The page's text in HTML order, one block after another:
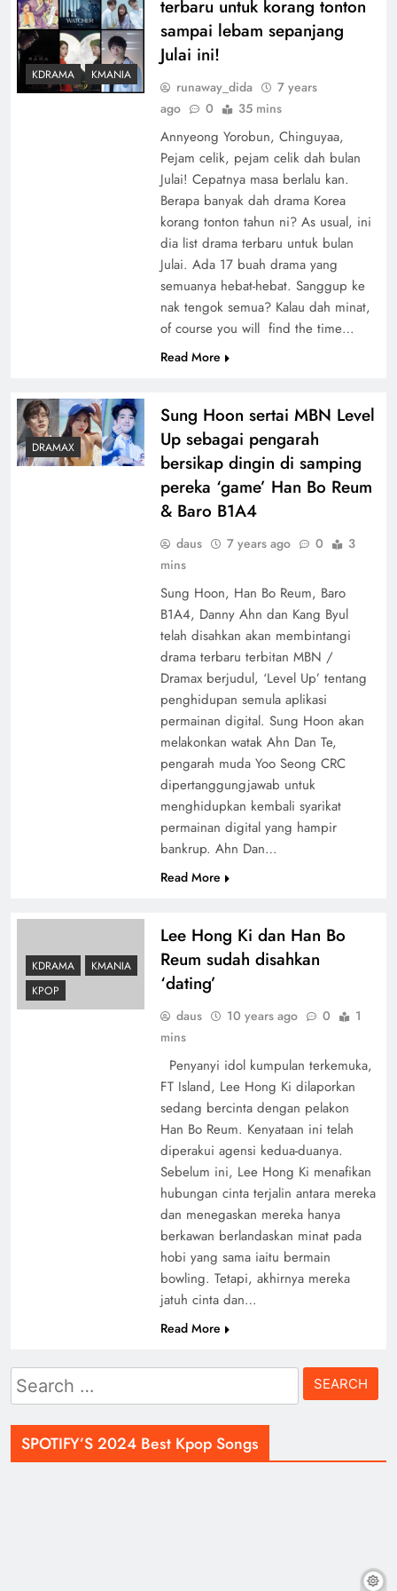
KDRAMA KMANIA
terbaru untuk korang tonton
sampai lebam sepanjang
Julai ini!
runaway_dida
7 years
ago
0 35 mins
Annyeong Yorobun, Chinguyaa,
Pejam celik, pejam celik dah bulan
Julai! Cepatnya masa berlalu kan.
Berapa banyak dah drama Korea
korang tonton tahun ni? As usual, ini
dia list drama terbaru untuk bulan
Julai. Ada 17 buah drama yang
semuanya hebat-hebat. Sanggup ke
nak tengok semua? Kalau dah minat,
of course you will find the time…
Read More
DRAMAX
Sung Hoon sertai MBN Level
Up sebagai pengarah
bersikap dingin di samping
pereka ‘game’ Han Bo Reum
& Baro B1A4
daus 7 years ago 0
3
mins
Sung Hoon, Han Bo Reum, Baro
B1A4, Danny Ahn dan Kang Byul
telah disahkan akan membintangi
drama terbaru terbitan MBN /
Dramax berjudul, ‘Level Up’ tentang
penghidupan semula aplikasi
permainan digital. Sung Hoon akan
melakonkan watak Ahn Dan Te,
pengarah muda Yoo Seong CRC
dipertanggungjawab untuk
menghidupkan kembali syarikat
permainan digital yang hampir
bankrup. Ahn Dan…
Read More
KDRAMA
KMANIA
KPOP
Lee Hong Ki dan Han Bo
Reum sudah disahkan
‘dating’
daus 10 years ago 0
1
mins
Penyanyi idol kumpulan terkemuka,
FT Island, Lee Hong Ki dilaporkan
sedang bercinta dengan pelakon
Han Bo Reum. Kenyataan ini telah
diperakui agensi kedua-duanya.
Sebelum ini, Lee Hong Ki menafikan
hubungan cinta terjalin antara mereka
dan menegaskan mereka hanya
berkawan berlandaskan minat pada
hobi yang sama iaitu bermain
bowling. Tetapi, akhirnya mereka
jatuh cinta dan…
Read More
Search
for:
SPOTIFY’S 2024 Best Kpop Songs